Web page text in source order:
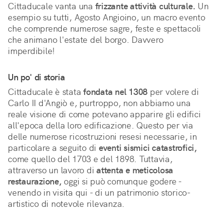
Cittaducale vanta una frizzante attività culturale. Un
esempio su tutti, Agosto Angioino, un macro evento
che comprende numerose sagre, feste e spettacoli
che animano l'estate del borgo. Davvero
imperdibile!
Un po' di storia
Cittaducale è stata fondata nel 1308 per volere di
Carlo II d'Angiò e, purtroppo, non abbiamo una
reale visione di come potevano apparire gli edifici
all'epoca della loro edificazione. Questo per via
delle numerose ricostruzioni resesi necessarie, in
particolare a seguito di eventi sismici catastrofici,
come quello del 1703 e del 1898. Tuttavia,
attraverso un lavoro di attenta e meticolosa
restaurazione, oggi si può comunque godere -
venendo in visita qui - di un patrimonio storico-
artistico di notevole rilevanza.